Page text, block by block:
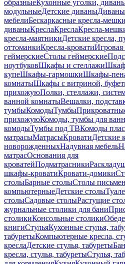
образныеКухонные уголки,
модульныеДетские диваны
мебелиБескаркасные кресла-
диваныКреслаКреслаКресла-
кресла-маятникиДетские кресла,
оттоманкиКресла-кроватиИгровая
геймерскиеСтолы геймерские
ноутбуковШкафы и стеллажи
купеШкафы-гармошкиШкафы-
комнатыШкафы с витриной,
прихожуюПолки, стеллажи,
ванной комнатыВешалки,
тумбыКомодыТумбы
прихожуюКомоды, тумбы для
комодыТумбы под ТВКомоды
матрасыМатрасыКроватиДетские
новорожденныхНадувная мебель
матрасОснования для
кроватейПодматрасники
шкафы-кроватиКровати-домики
столыБарные столыСтолы
компьютерныеДетские столы
столыСадовые столыРастущие
журнальные столики для бани
столикиКонсольные столики
книгиСтульяКухонные стулья,
табуретыКомпьютерные кресла,
креслаДетские стулья, табуреты
кресла, стулья, табуретыСтулья,